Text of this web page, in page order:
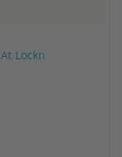
Lockn